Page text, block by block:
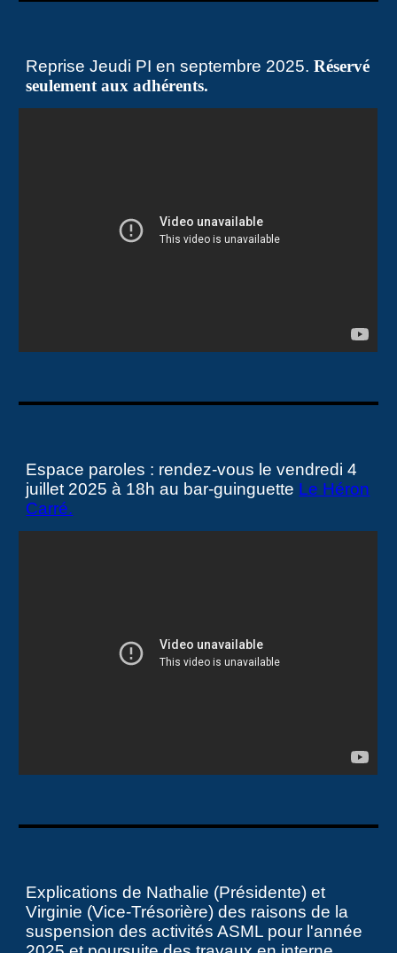
Reprise Jeudi PI en septembre 2025.Réservé
seulement aux adhérents.
Espace paroles : rendez-vous le vendredi 4
juillet 2025 à 18h au bar-guinguette Le Héron
Carré.
Explications de Nathalie (Présidente) et
Virginie (Vice-Trésorière) des raisons de la
suspension des activités ASML pour l'année